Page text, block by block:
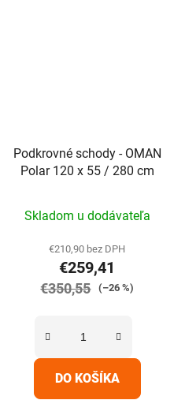
Podkrovné schody - OMAN
Polar 120 x 55 / 280 cm
hodnotenie
produktu
je
5,0
Skladom u dodávateľa
€210,90 bez DPH
€259,41
€350,55 (–26 %)
DO KOŠÍKA